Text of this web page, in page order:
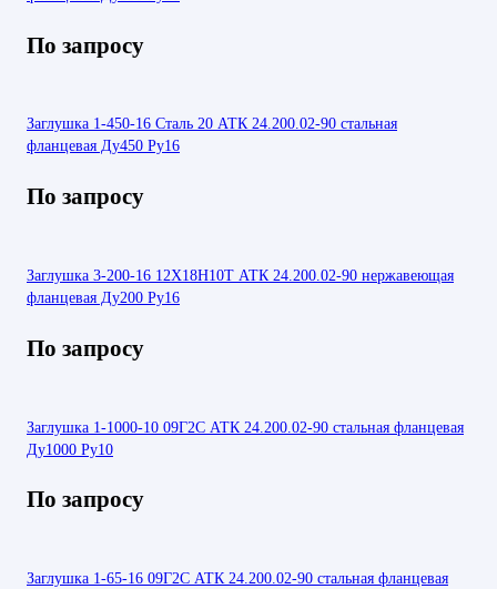
По запросу
Заглушка 1-450-16 Сталь 20 АТК 24.200.02-90 стальная
фланцевая Ду450 Ру16
По запросу
Заглушка 3-200-16 12Х18Н10Т АТК 24.200.02-90 нержавеющая
фланцевая Ду200 Ру16
По запросу
Заглушка 1-1000-10 09Г2С АТК 24.200.02-90 стальная фланцевая
Ду1000 Ру10
По запросу
Заглушка 1-65-16 09Г2С АТК 24.200.02-90 стальная фланцевая